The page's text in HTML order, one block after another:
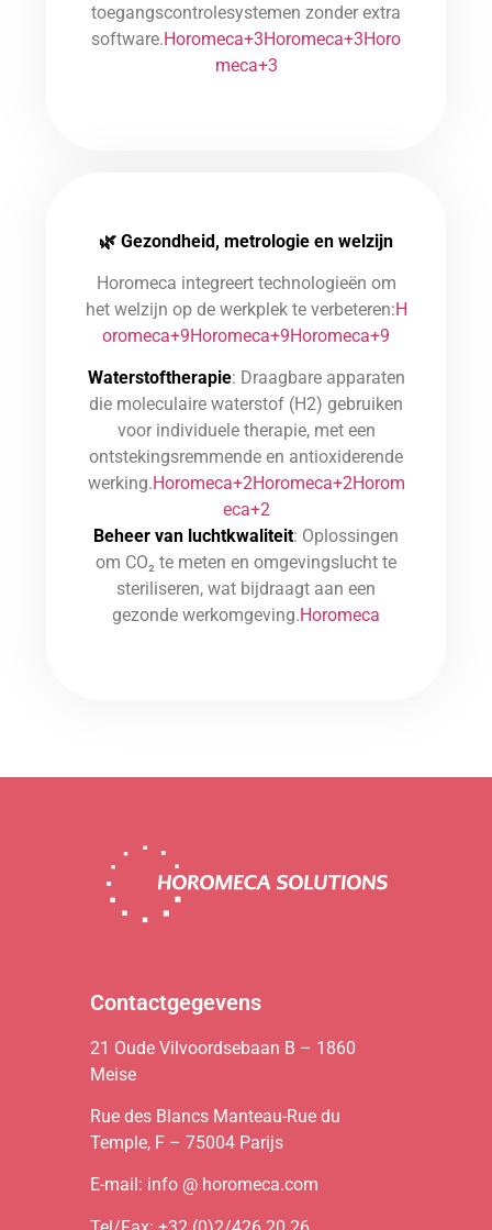
toegangscontrolesystemen zonder extra
software.Horomeca+3Horomeca+3Horo
meca+3
🌿 Gezondheid, metrologie en welzijn
Horomeca integreert technologieën om
het welzijn op de werkplek te verbeteren:H
oromeca+9Horomeca+9Horomeca+9
Waterstoftherapie: Draagbare apparaten
die moleculaire waterstof (H2) gebruiken
voor individuele therapie, met een
ontstekingsremmende en antioxiderende
werking.Horomeca+2Horomeca+2Horom
eca+2
Beheer van luchtkwaliteit: Oplossingen
om CO₂ te meten en omgevingslucht te
steriliseren, wat bijdraagt aan een
gezonde werkomgeving.Horomeca
Contactgegevens
21 Oude Vilvoordsebaan B – 1860
Meise
Rue des Blancs Manteau-Rue du
Temple, F – 75004 Parijs
E-mail: info @ horomeca.com